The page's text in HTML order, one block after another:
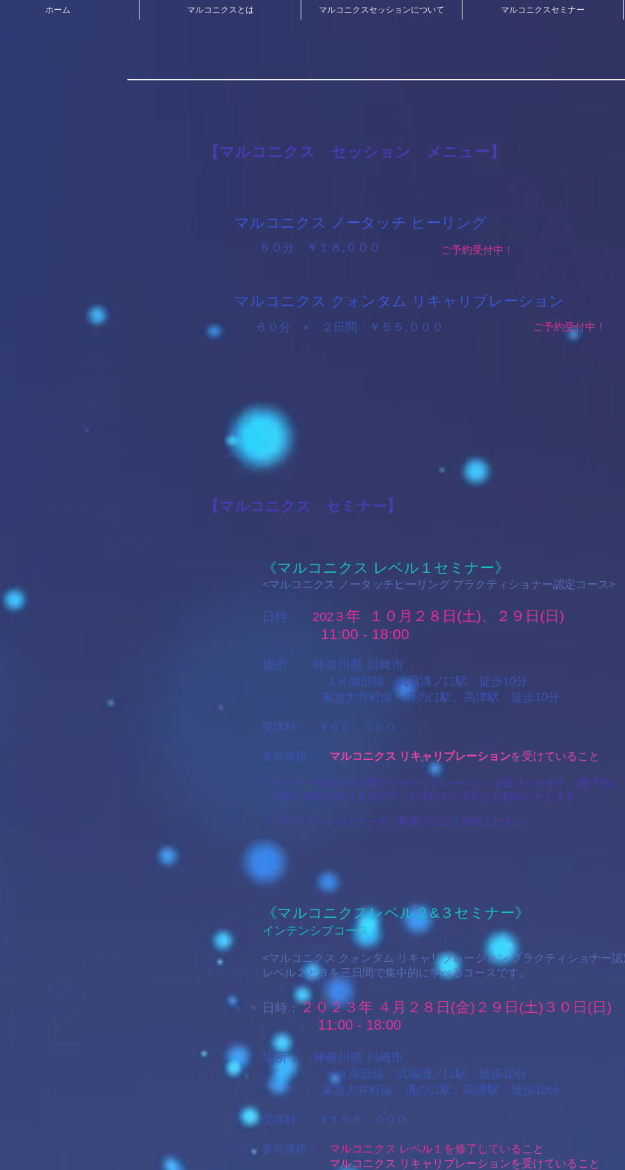
ホーム マルコニクスとは マルコニクスセッションについて マルコニクスセミナー
​【マルコニクス セッション メニュー】
​マルコニクス ノータッチ ヒーリング
​ ６０分 ￥１８,０００ ​ご予約受付中！
​マルコニクス クォンタム リキャリブレーション
​６０分 × ２日間 ￥５５,０００ ご予約受付中！
【マルコニクス セミナー 】
《マルコニクス レベル１セミナー》
<マルコニクス ノータッチヒーリング プラクティショナー認定コース>
日時： 202３ 年 １０ 月２８日(土)、２９日(日)
11:00 - 18:00
​場所： 神奈川県 川崎市
ＪＲ南部線 武蔵溝ノ口駅 徒歩10分
​ 東急大井町線 溝の口駅、高津駅 徒歩10分
受講料： ￥６６，０００
​参加資格： マルコニクス リキャリブレーションを受けていること
＊セミナー当日の二日間でリキャリブレーションを受けられます。(要予約）
人数に制限がありますので、お早目のご予約をお勧めいたします。
​＊プライベートセミナーをご希望の方はご相談ください。
《マルコニクスレベル２&３セミナー》
インテンシブコース
​<マルコニクス クォンタム リキャリブレーション プラクティショナー
レベル２と３を三日間で集中的に学べるコースです。
日時：２０２３年 ４月２８日(金)２９日(土)３０日(日)
11:00 - 18:00
​場所： 神奈川県 川崎市
ＪＲ南部線 武蔵溝ノ口駅 徒歩10分
​ 東急大井町線 溝の口駅、高津駅 徒歩10分
受講料： ￥１６５，０００
​参加資格： マルコニクス レベル１を修了している こと
​ マルコニクス リキャリブレーションを受けていること